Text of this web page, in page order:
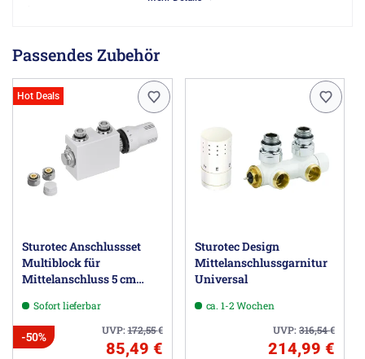
wirbelstromgeprüft und in Radiatorengüte.
Die Vierkanthorizontalrohre sind in Rohrbündeln mit den
Vertikalprofilen verbunden zwischen deren Lücken
Handtücher eingelegt werden können.
Herstellerinformationen
MEGABAD GmbH, Heisenbergstr. 19a, 50169 Kerpen DE,
info@megabad.de
Passendes Zubehör
Hot Deals
Sturotec Anschlussset
Multiblock für
Mittelanschluss 5 cm
Sofort lieferbar
UVP:172,55€
-50%
85,49 €
Sturotec Design
Mittelanschlussgarnitur
Universal
ca. 1-2 Wochen
UVP:316,54€
214,99 €